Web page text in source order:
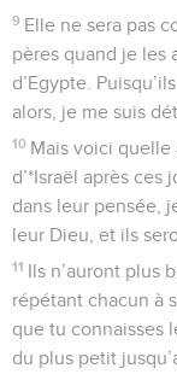
9 Elle ne sera pas
pères quand je les
d’Egypte.
alors, je me suis
10 Mais voici
d’*Israël après
dans leur pensée,
leur Dieu, et ils
11 Ils n’auront plus
répétant chacun à
que tu connaisses
du plus petit